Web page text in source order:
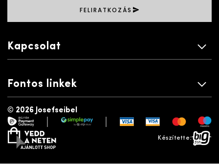
FELIRATKOZÁS
Kapcsolat
Fontos linkek
© 2026 Josefseibel
payment gatewaysimplepay
vedd a neten
Készítette:bigfish